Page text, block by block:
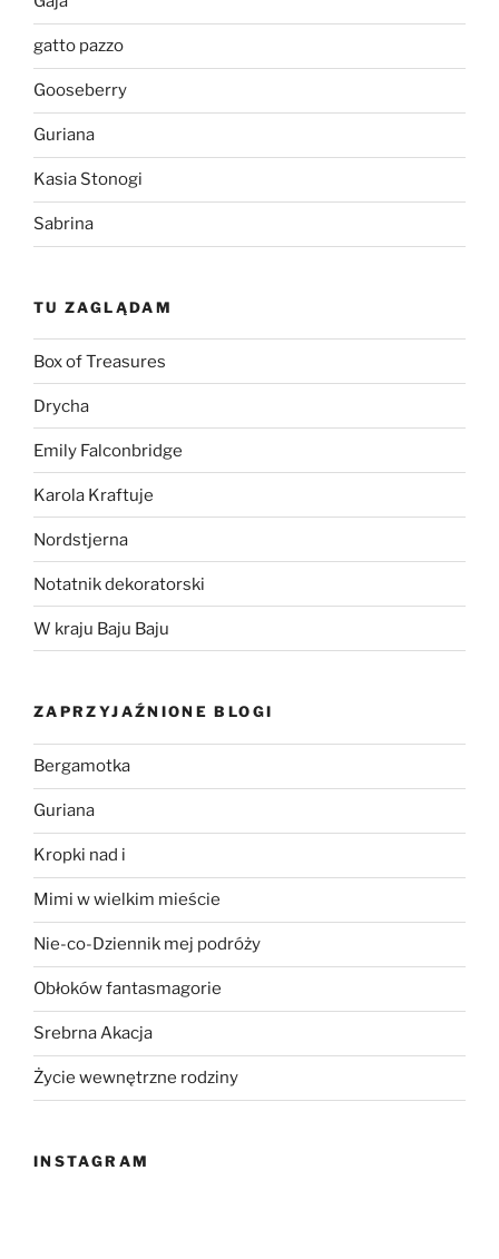
gatto pazzo
Gooseberry
Guriana
Kasia Stonogi
Sabrina
TU ZAGLĄDAM
Box of Treasures
Drycha
Emily Falconbridge
Karola Kraftuje
Nordstjerna
Notatnik dekoratorski
W kraju Baju Baju
ZAPRZYJAŹNIONE BLOGI
Bergamotka
Guriana
Kropki nad i
Mimi w wielkim mieście
Nie-co-Dziennik mej podróży
Obłoków fantasmagorie
Srebrna Akacja
Życie wewnętrzne rodziny
INSTAGRAM